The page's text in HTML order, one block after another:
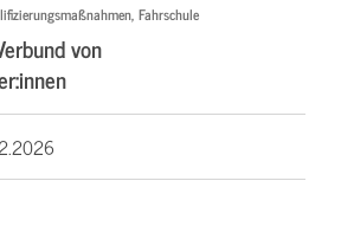
Fahrschule
von